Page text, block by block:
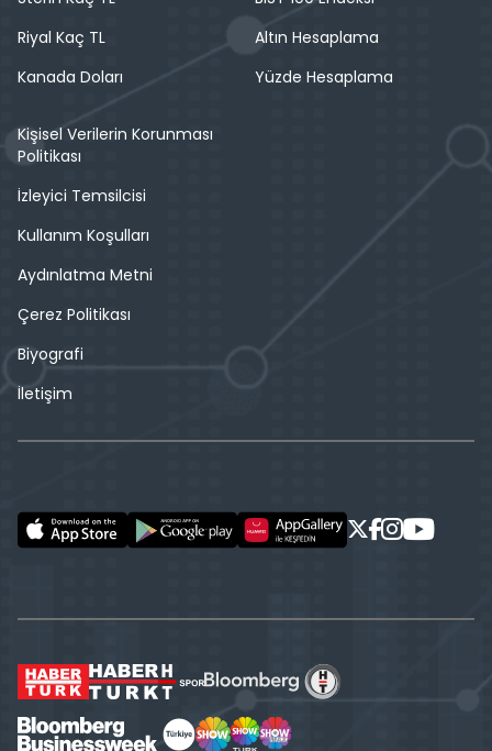
Riyal Kaç TL
Kanada Doları
Altın Hesaplama
Yüzde Hesaplama
Kişisel Verilerin Korunması
Politikası
İzleyici Temsilcisi
Kullanım Koşulları
Aydınlatma Metni
Çerez Politikası
Biyografi
İletişim